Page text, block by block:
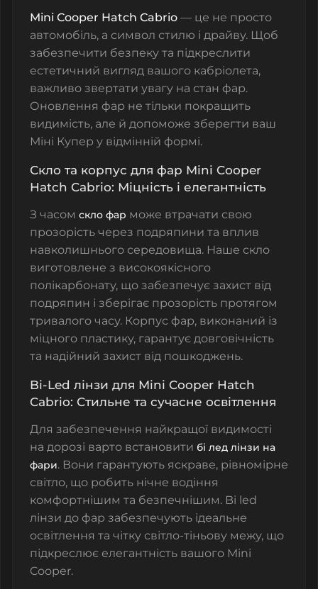
Mini Cooper Hatch Cabrio — це не просто
автомобіль, а символ стилю і драйву. Щоб
забезпечити безпеку та підкреслити
естетичний вигляд вашого кабріолета,
важливо звертати увагу на стан фар.
Оновлення фар не тільки покращить
видимість, але й допоможе зберегти ваш
Міні Купер у відмінній формі.
Скло та корпус для фар Mini Cooper
Hatch Cabrio: Міцність і елегантність
З часом скло фар може втрачати свою
прозорість через подряпини та вплив
навколишнього середовища. Наше скло
виготовлене з високоякісного
полікарбонату, що забезпечує захист від
подряпин і зберігає прозорість протягом
тривалого часу. Корпус фар, виконаний із
міцного пластику, гарантує довговічність
та надійний захист від пошкоджень.
Bi-Led лінзи для Mini Cooper Hatch
Cabrio: Стильне та сучасне освітлення
Для забезпечення найкращої видимості
на дорозі варто встановити бі лед лінзи на
фари. Вони гарантують яскраве, рівномірне
світло, що робить нічне водіння
комфортнішим та безпечнішим. Bi led
лінзи до фар забезпечують ідеальне
освітлення та чітку світло-тіньову межу, що
підкреслює елегантність вашого Mini
Cooper.